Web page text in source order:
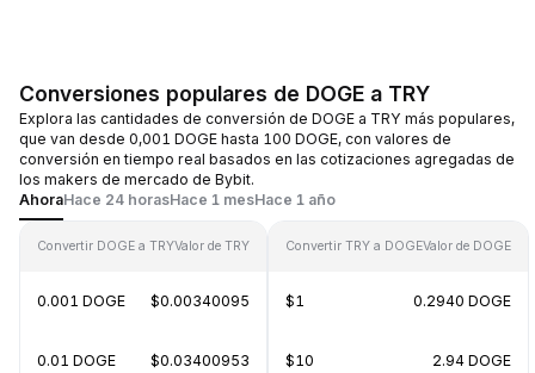
Conversiones populares de DOGE a TRY
Explora las cantidades de conversión de DOGE a TRY más populares,
que van desde 0,001 DOGE hasta 100 DOGE, con valores de
conversión en tiempo real basados en las cotizaciones agregadas de
los makers de mercado de Bybit.
AhoraHace 24 horasHace 1 mesHace 1 año
Convertir DOGE a TRYValor de TRY
0.001 DOGE $0.00340095
0.01 DOGE $0.03400953
Convertir TRY a DOGEValor de DOGE
$1 0.2940 DOGE
$10 2.94 DOGE